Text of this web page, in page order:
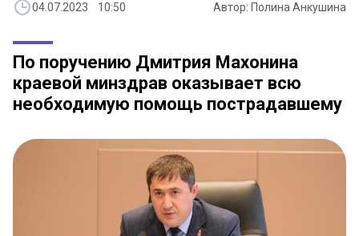
04.07.2023 10:50 Автор: Полина Анкушина
По поручению Дмитрия Махонина
краевой минздрав оказывает всю
необходимую помощь пострадавшему